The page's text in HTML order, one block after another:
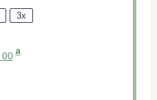
3x
00